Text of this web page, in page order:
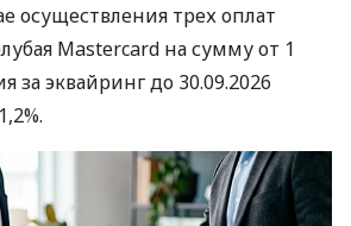
осуществления трех оплат
Mastercard на сумму от 1
за эквайринг до 30.09.2026